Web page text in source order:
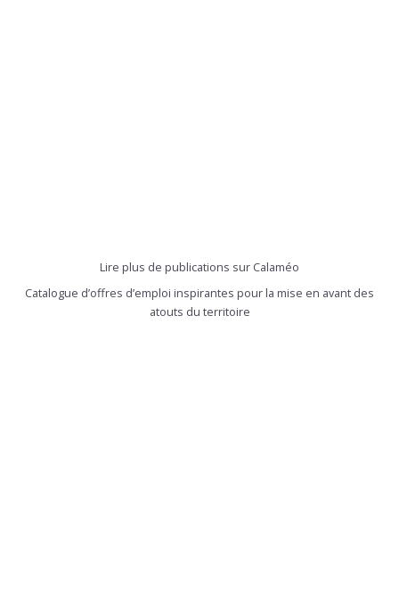
Lire plus de publications sur Calaméo
Catalogue d’offres d’emploi inspirantes pour la mise en avant des
atouts du territoire